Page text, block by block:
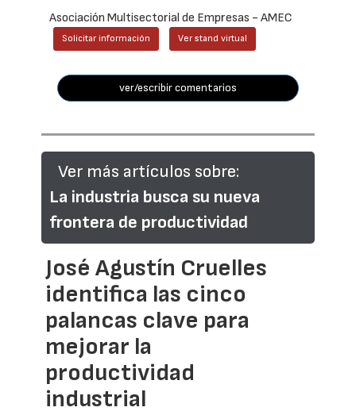
Asociación Multisectorial de Empresas - AMEC
Solicitar información Ver stand virtual
ver/escribir comentarios
Ver más artículos sobre:
La industria busca su nueva
frontera de productividad
José Agustín Cruelles
identifica las cinco
palancas clave para
mejorar la
productividad
industrial